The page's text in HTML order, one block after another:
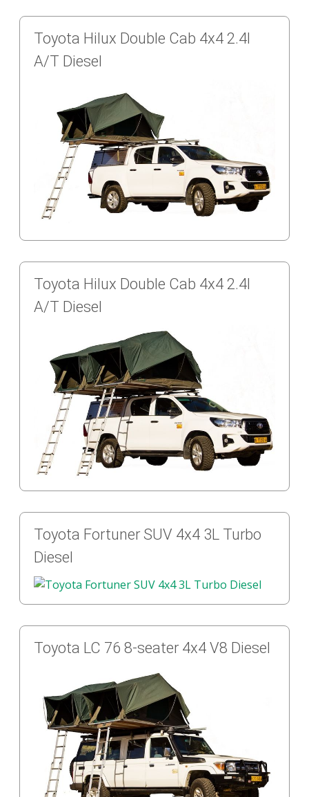
Toyota Hilux Double Cab 4x4 2.4l
A/T Diesel
Toyota Hilux Double Cab 4x4 2.4l
A/T Diesel
Toyota Fortuner SUV 4x4 3L Turbo
Diesel
Toyota LC 76 8-seater 4x4 V8 Diesel